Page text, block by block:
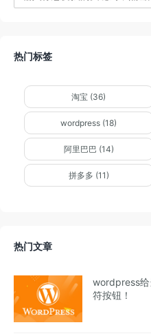
热门标签
淘宝 (36)
wordpress (18)
阿里巴巴 (14)
拼多多 (11)
热门文章
wordpress给
符按钮！